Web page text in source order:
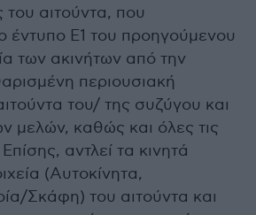
του αιτούντα, που
έντυπο Ε1 του προηγούμενου
των ακινήτων από την
περιουσιακή
του/ της συζύγου και
μελών, καθώς και όλες τις
αντλεί τα κινητά
(Αυτοκίνητα,
Σκάφη) του αιτούντα και